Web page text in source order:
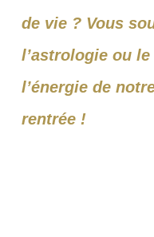
de vie ? Vous
l’astrologie ou
l’énergie de
rentrée !